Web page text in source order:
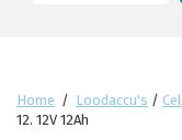
Home / Loodaccu's /
12. 12V 12Ah